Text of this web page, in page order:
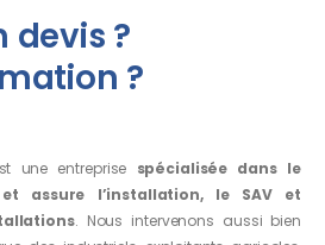
devis ?
?
une entreprise spécialisée dans le
assure l’installation, le SAV et
. Nous intervenons aussi bien